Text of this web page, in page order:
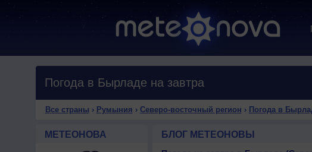
Погода в Бырладе на завтра
Все страны › Румыния › Северо-восточный регион › Погода в
МЕТЕОНОВА БЛОГ МЕТЕОНОВЫ